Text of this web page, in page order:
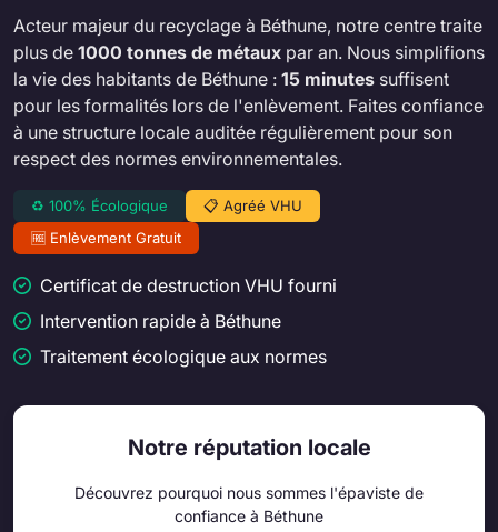
Acteur majeur du recyclage à Béthune, notre centre traite
plus de 1000 tonnes de métaux par an. Nous simplifions
la vie des habitants de Béthune : 15 minutes suffisent
pour les formalités lors de l'enlèvement. Faites confiance
à une structure locale auditée régulièrement pour son
respect des normes environnementales.
♻️ 100% Écologique
📋 Agréé VHU
🆓 Enlèvement Gratuit
Certificat de destruction VHU fourni
Intervention rapide à Béthune
Traitement écologique aux normes
Notre réputation locale
Découvrez pourquoi nous sommes l'épaviste de
confiance à Béthune